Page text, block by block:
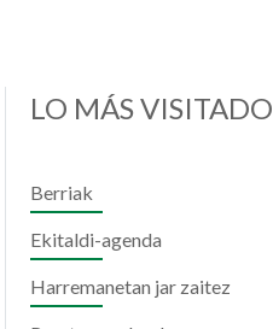
LO MÁS VISITADO
Berriak
Ekitaldi-agenda
Harremanetan jar zaitez